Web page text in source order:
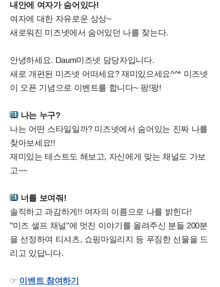
내안에 여자가 숨어있다!
여자에 대한 자유로운 상상~
새로워진 미즈넷에서 숨어있던 나를 찾는다.
안녕하세요. Daum미즈넷 담당자입니다.
새로 개편된 미즈넷 어떠세요? 재미있으세요^^* 미즈넷
이 오픈 기념으로 이벤트를 합니다~ 팡!팡!
나는 누구?
나는 어떤 스타일일까? 미즈넷에서 숨어있는 진짜 나를
찾아보세요!!
재미있는 테스트도 해보고, 자신에게 맞는 채널도 가보
고~~
너를 보여줘!
솔직하고 과감하게!! 여자의 이름으로 나를 밝힌다!
"미즈 셀프 채널"에 멋진 이야기를 올려주신 분들 200분
을 선정하여 티셔츠, 쇼핑마일리지 등 푸짐한 선물을 드
리고 있답니다.
☞ 이벤트 참여하기